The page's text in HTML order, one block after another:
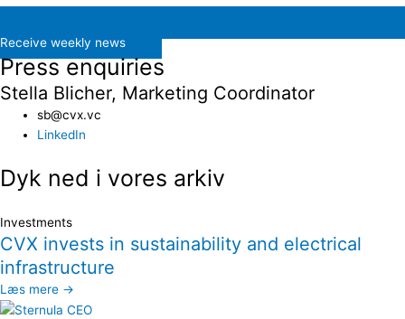
Receive weekly news
Press enquiries
Stella Blicher, Marketing Coordinator
sb@cvx.vc​
LinkedIn
Dyk ned i vores arkiv
Investments
CVX invests in sustainability and electrical
infrastructure
Læs mere →